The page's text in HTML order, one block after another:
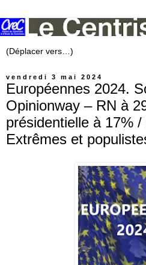
vendredi 3 mai 2024
Européennes 2024.
Opinionway – RN à
présidentielle à 17%
Extrêmes et